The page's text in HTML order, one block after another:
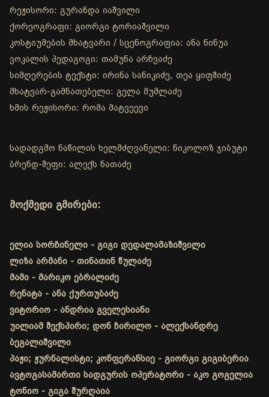
რეჟისორი: გურანდა იაშვილი
ქორეოგრაფი: გიორგი ტორიაშვილი
კოსტიუმების მხატვარი / სცენოგრაფია: ანა ნინუა
ვოკალის პედაგოგი: თამუნა არჩვაძე
სიმღერების ტექსტი: ირინა სანიკიძე, თეა ყიფშიძე
მხატვარ-გამნათებელი: გელა მუმლაძე
ხმის რეჟისორი: რომა მატვეევი
სადადგმო ნაწილის ხელმძღვანელი: ნიკოლოზ ჯიბუტი
ბრენდ-შეფი: ალექს ნათაძე
მოქმედი გმირები:
ელია სორჩინელი - გიგი დედალამაზიშვილი
ლიზა არმანი - თინათინ წულაძე
მამი - მარიკო ებრალიძე
რენატა - ანა ქურთუბაძე
ვიტორიო - ანდრია გველესიანი
უილიამ შექსპირი; დონ ჩირილო - ალექსანდრე
ბეგალიშვილი
პაჟი; ჟურნალისტი; კონფერანსიე - გიორგი გიგიბერია
ავტოგასამართი სადგურის ოპერატორი - აკო გოგელია
ტონიო - გიგა შურღაია